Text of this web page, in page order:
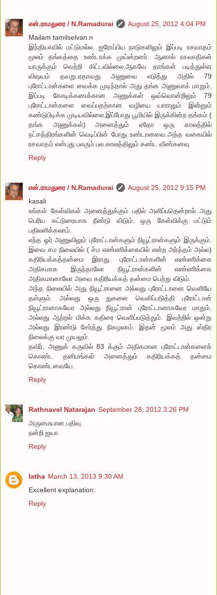
என்.ராமதுரை / N.Ramadurai
August 25, 2012 4:04 PM
Mailam tamilselvan.n
இந்தியாவில் மட்டுமல்ல. ஐரோப்பிய நாடுகளிலும் இப்படி ரசவாதம்
மூலம் தங்கத்தை உண்டாக்க முய்ன்றனர். ஆனால் ரசவாதிகள்
யாருக்கும் வெற்றி கிட்டவில்லை.ஆகவே தாங்கள் படித்துள்ள
விஷயம் தவறு.ஏதாவது அணுவை எடுத்து அதில் 79
புரோட்டான்களை வைக்க முடிந்தால் அது தங்க அணுவாக் மாறும்.
இப்படி கோடிக்கணக்கான அணுக்கள் ஒவ்வொன்றிலும் 79
புரோட்டான்களை வைப்பதற்கான வழியை யாராலும் இன்னும்
கண்டுபிடிக்க முடியவில்லை.இப்போது பூமியில் இருக்கின்ற தங்கம் (
தங்க அணுக்கள்) அனைத்தும் ஏதோ ஒரு காலத்தில்
நட்சத்திரங்களின் வெடிப்பின் போது உண்டானவை.அந்த வகையில்
ரசவாதம் என்பது பலரும் பல காலத்திலும் கண்ட வீண்கனவு
Reply
என்.ராமதுரை / N.Ramadurai
August 25, 2012 9:15 PM
kasali
உங்கள் கேள்விகள் அனைத்துக்கும் பதில் அளிப்பதென்றால் அது
பெரிய கட்டுரையாக நீண்டு விடும். ஒரு கேள்விக்கு மட்டும்
பதிலளிக்கலாம்.
எந்த ஓர் அணுவிலும் புரோட்டான்களும் நியூட்ரான்களும் இருக்கும்.
இவை சம நிலையில் ( ச்ம எண்ணிக்கையில் என்ற அர்த்தம் அல்ல)
கதிரியக்கத்தன்மை இராது. புரோட்டான்களின் எண்ணிக்கை
அதிகமாக இருந்தாலோ நியூட்ரான்களின் எண்ணிக்கை
அதிகமானாலோ அவை கதிரியக்கத் தன்மை பெற்று விடும்.
அந்த நிலையில் அது நியூட்ரானை அல்லது புரோட்டானை வெளியே
தள்ளும். அல்லது ஒரு துகளை வெளிப்படுத்தி புரோட்டான்
நியூட்ரானாகவோ அல்லது நியூட்ரான் புரோட்டானாகவோ மாறும்.
அல்லது ஆற்றல் மிக்க கதிரை வெளிப்படுத்தும். இவற்றில் ஒன்று
அல்லது இரண்டு சேர்த்து நிகழலாம். இதன் மூலம் அது ஸ்திர
நிலைக்கு வர முயலும்.
தவிர், அணுக் கருவில் 83 க்கும் அதிகமான புரோட்டான்களைக்
கொண்ட தனிமங்கள் அனைத்தும் கதிரியக்கத் தன்மை
கொண்டவையே.
Reply
Rathnavel Natarajan September 28, 2012 3:26 PM
அருமையான பதிவு.
நன்றி ஐயா.
Reply
latha March 13, 2013 9:30 AM
Excellent explanation.
Reply